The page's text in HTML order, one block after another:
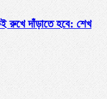
রুখে দাঁড়াতে হবে: শেখ